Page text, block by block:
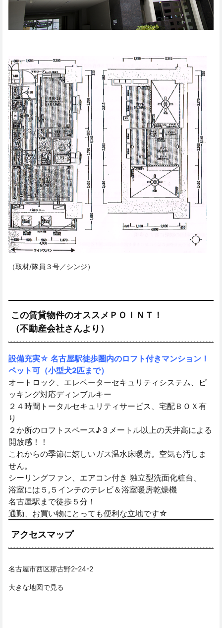
（取材/隊員３号／シンジ）
この賃貸物件のオススメＰＯＩＮＴ！
（不動産会社さんより）
設備充実☆ 名古屋駅徒歩圏内のロフト付きマンション！
ペット可（小型犬2匹まで）
オートロック、エレベーターセキュリティシステム、ピ
ッキング対応ディンブルキー
２４時間トータルセキュリティサービス、宅配ＢＯＸ有
り
２か所のロフトスペース♪３メートル以上の天井高による
開放感！！
これからの季節に嬉しいガス温水床暖房。空気も汚しま
せん。
シーリングファン、エアコン付き 独立型洗面化粧台、
浴室には５,５インチのテレビ＆浴室暖房乾燥機
名古屋駅まで徒歩５分！
通勤、お買い物にとっても便利な立地です☆
アクセスマップ
名古屋市西区那古野2-24-2
大きな地図で見る